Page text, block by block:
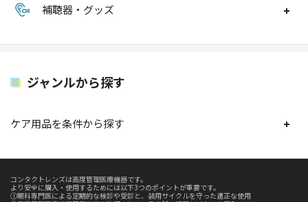
補聴器・グッズ
ジャンルから探す
ケア用品を条件から探す
コンタクトレンズは高度管理医療機器です。
より安全に購入・使用するためには以下3つのポイントが重要です。
①眼科専門医による定期的な検診や受診と、装用サイクルを守った適正な使用